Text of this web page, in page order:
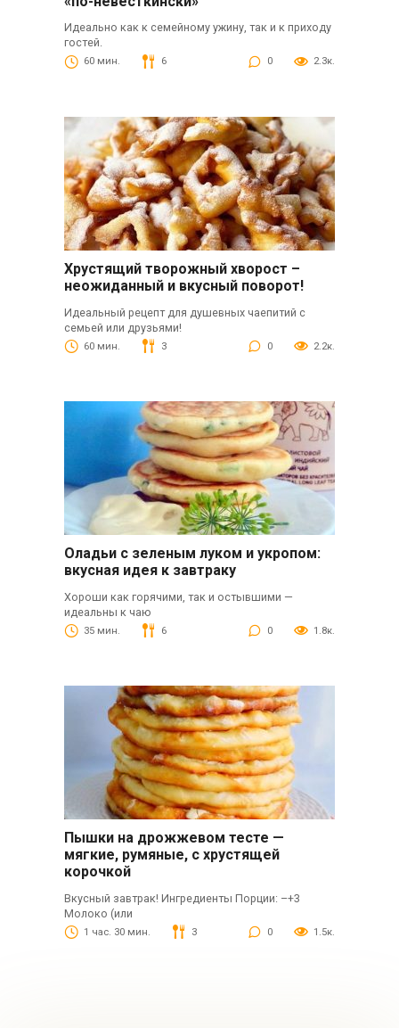
Идеально как к семейному ужину, так и к приходу
гостей.
60 мин. 6 0 2.3к.
Хрустящий творожный хворост –
неожиданный и вкусный поворот!
Идеальный рецепт для душевных чаепитий с
семьей или друзьями!
60 мин. 3 0 2.2к.
Оладьи с зеленым луком и укропом:
вкусная идея к завтраку
Хороши как горячими, так и остывшими —
идеальны к чаю
35 мин. 6 0 1.8к.
Пышки на дрожжевом тесте —
мягкие, румяные, с хрустящей
корочкой
Вкусный завтрак! Ингредиенты Порции: –+3
Молоко (или
1 час. 30 мин. 3 0 1.5к.